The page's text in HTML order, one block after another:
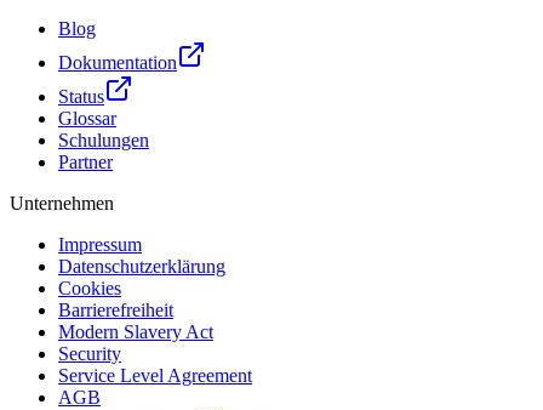
Blog
Dokumentation
Status
Glossar
Schulungen
Partner
Unternehmen
Impressum
Datenschutzerklärung
Cookies
Barrierefreiheit
Modern Slavery Act
Security
Service Level Agreement
AGB